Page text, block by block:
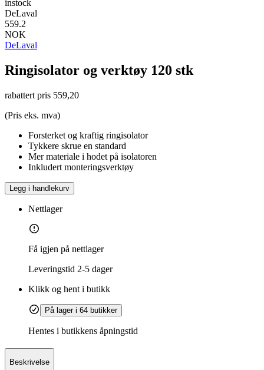
instock
DeLaval
559.2
NOK
DeLaval
Ringisolator og verktøy 120 stk
rabattert pris 559,20
(Pris eks. mva)
Forsterket og kraftig ringisolator
Tykkere skrue en standard
Mer materiale i hodet på isolatoren
Inkludert monteringsverktøy
Legg i handlekurv
Nettlager
Få igjen på nettlager
Leveringstid 2-5 dager
Klikk og hent i butikk
På lager i 64 butikker
Hentes i butikkens åpningstid
Beskrivelse